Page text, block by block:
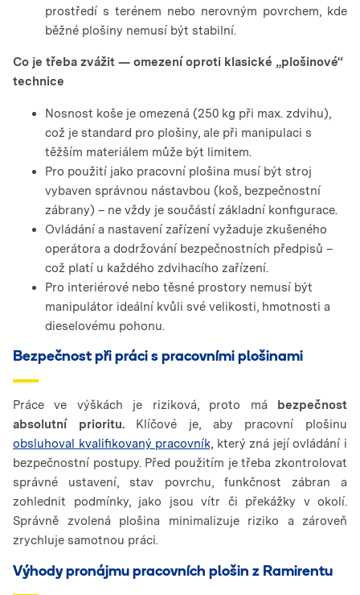
prostředí s terénem nebo nerovným povrchem, kde
běžné plošiny nemusí být stabilní.
Co je třeba zvážit — omezení oproti klasické „plošinové“
technice
Nosnost koše je omezená (250 kg při max. zdvihu),
což je standard pro plošiny, ale při manipulaci s
těžším materiálem může být limitem.
Pro použití jako pracovní plošina musí být stroj
vybaven správnou nástavbou (koš, bezpečnostní
zábrany) – ne vždy je součástí základní konfigurace.
Ovládání a nastavení zařízení vyžaduje zkušeného
operátora a dodržování bezpečnostních předpisů –
což platí u každého zdvihacího zařízení.
Pro interiérové ​​nebo těsné prostory nemusí být
manipulátor ideální kvůli své velikosti, hmotnosti a
dieselovému pohonu.
Bezpečnost při práci s pracovními plošinami
Práce ve výškách je riziková, proto má bezpečnost
absolutní prioritu.Klíčové je, aby pracovní plošinu
obsluhoval kvalifikovaný pracovník, který zná její ovládání i
bezpečnostní postupy. Před použitím je třeba zkontrolovat
správné ustavení, stav povrchu, funkčnost zábran a
zohlednit podmínky, jako jsou vítr či překážky v okolí.
Správně zvolená plošina minimalizuje riziko a zároveň
zrychluje samotnou práci.
Výhody pronájmu pracovních plošin z Ramirentu